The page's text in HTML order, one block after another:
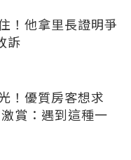
！他拿里長證明爭
訴
！優質房客想求
激賞：遇到這種一